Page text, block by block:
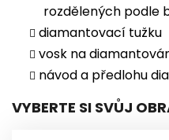
rozdělených podle
diamantovací tužku
vosk na
návod a předlohu
VYBERTE SI SVŮJ